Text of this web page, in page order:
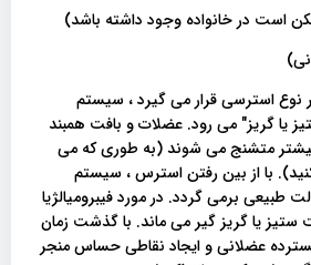
است در خانواده وجود داشته باشد)
استرسی قرار می گیرد ، سیستم
یا گریز" می رود. عضلات و بافت همبند
متشنج می شوند (به طوری که می
کنید). با از بین رفتن استرس ، سیستم
برمی گردد. در مورد فیبرومیالژیا
یا گریز گیر می ماند. با گذشت زمان
عضلانی و ایجاد نقاطی حساس منجر